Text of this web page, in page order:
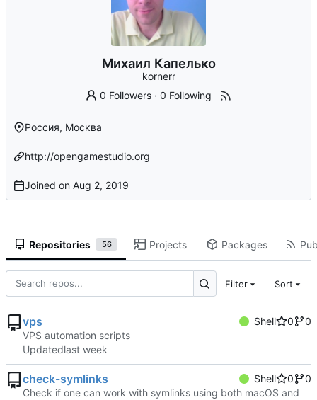
Михаил Капелько
kornerr
0 Followers ·0 Following
Россия, Москва
http://opengamestudio.org
Joined on
Repositories 56 Projects Packages
Filter Sort
vps Shell 0
0
VPS automation scripts
Updated
check-symlinks Shell 0
0
Check if one can work with symlinks using both macOS and